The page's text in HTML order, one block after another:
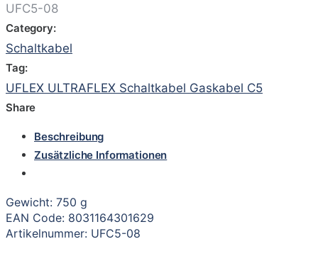
UFC5-08
Category:
Schaltkabel
Tag:
UFLEX ULTRAFLEX Schaltkabel Gaskabel C5
Share
Beschreibung
Zusätzliche Informationen
Gewicht: 750 g
EAN Code: 8031164301629
Artikelnummer: UFC5-08